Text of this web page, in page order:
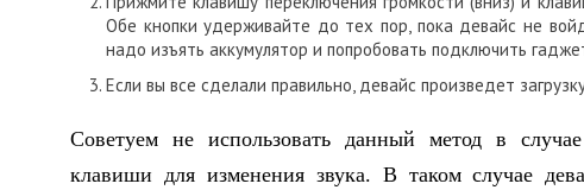
Обе кнопки удерживайте до тех пор, пока девайс не
надо изъять аккумулятор и попробовать подключить
Если вы все сделали правильно, девайс произведет
Советуем не использовать данный метод в
клавиши для изменения звука. В таком случае